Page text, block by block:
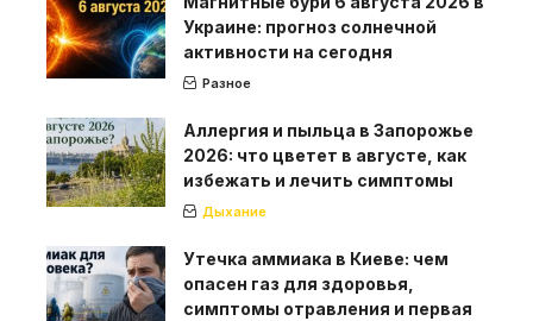
Украине: прогноз солнечной
активности на сегодня
Разное
Аллергия и пыльца в Запорожье
2026: что цветет в августе, как
избежать и лечить симптомы
Дыхание
Утечка аммиака в Киеве: чем
опасен газ для здоровья,
симптомы отравления и первая